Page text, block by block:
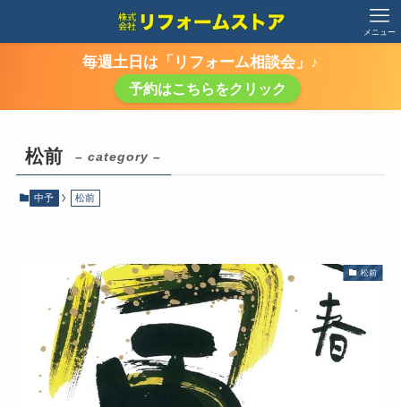
メニュー
毎週土日は「リフォーム相談会」♪
予約はこちらをクリック
松前 – category –
中予 松前
松前